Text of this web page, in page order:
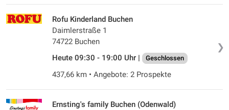
❯
Rofu Kinderland Buchen
Daimlerstraße 1
74722 Buchen
Heute 09:30 - 19:00 Uhr |
Geschlossen
437,66 km • Angebote: 2 Prospekte
Ernsting's family Buchen (Odenwald)